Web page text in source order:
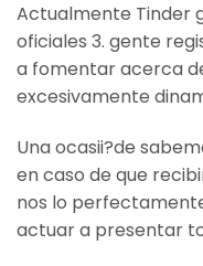
Actualmente Tinder
oficiales 3. gente
a fomentar acerca
excesivamente
Una ocasii?de
en caso de que
nos lo
actuar a presentar